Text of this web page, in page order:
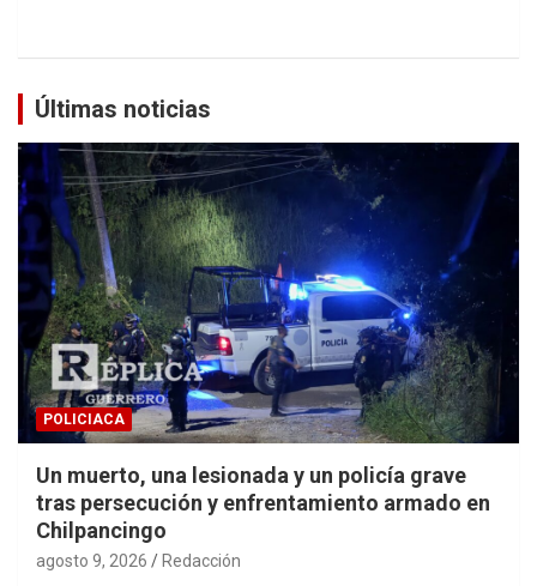
Últimas noticias
POLICIACA
Un muerto, una lesionada y un policía grave
tras persecución y enfrentamiento armado en
Chilpancingo
agosto 9, 2026 Redacción